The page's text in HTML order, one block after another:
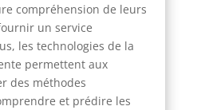
compréhension de leurs
un service
les technologies de la
permettent aux
des méthodes
et prédire les